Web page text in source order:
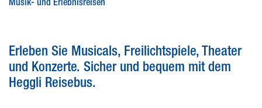
Musik- und Erlebnisreisen
Erleben Sie Musicals, Freilichtspiele, Theater
und Konzerte. Sicher und bequem mit dem
Heggli Reisebus.